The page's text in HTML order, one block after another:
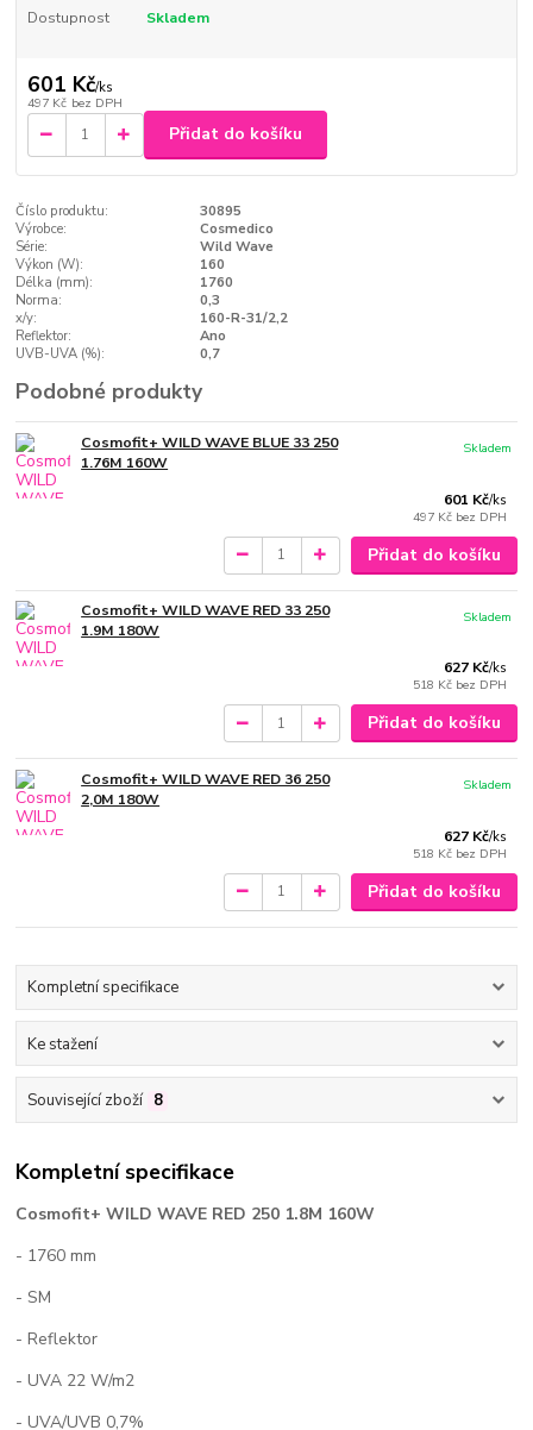
Dostupnost Skladem
601 Kč/ks
497 Kč bez DPH
Přidat do košíku
Číslo produktu:
30895
Výrobce:
Cosmedico
Série:
Wild Wave
Výkon (W):
160
Délka (mm):
1760
Norma:
0,3
x/y:
160-R-31/2,2
Reflektor:
Ano
UVB-UVA (%):
0,7
Podobné produkty
Cosmofit+ WILD WAVE BLUE 33 250
1.76M 160W
601 Kč/ks
497 Kč bez DPH
Skladem
Přidat do košíku
Cosmofit+ WILD WAVE RED 33 250
1.9M 180W
627 Kč/ks
518 Kč bez DPH
Skladem
Přidat do košíku
Cosmofit+ WILD WAVE RED 36 250
2,0M 180W
627 Kč/ks
518 Kč bez DPH
Skladem
Přidat do košíku
Kompletní specifikace
Ke stažení
Související zboží 8
Kompletní specifikace
Cosmofit+ WILD WAVE RED 250 1.8M 160W
- 1760 mm
- SM
- Reflektor
- UVA 22 W/m2
- UVA/UVB 0,7%